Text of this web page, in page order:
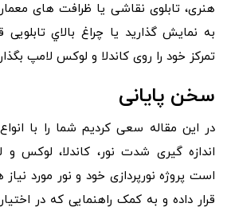
هنری، تابلوی نقاشی یا ظرافت های
به نمایش گذارید یا چراغ بالاي
تمرکز خود را روی کاندلا و لوکس لامپ
سخن پایانی
در این مقاله سعی کردیم شما را با
اندازه گیری شدت نور، کاندلا، لوکس
است پروژه نورپردازی خود و نور مورد
قرار داده و به کمک راهنمایی که در